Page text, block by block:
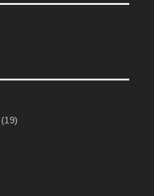
(19)